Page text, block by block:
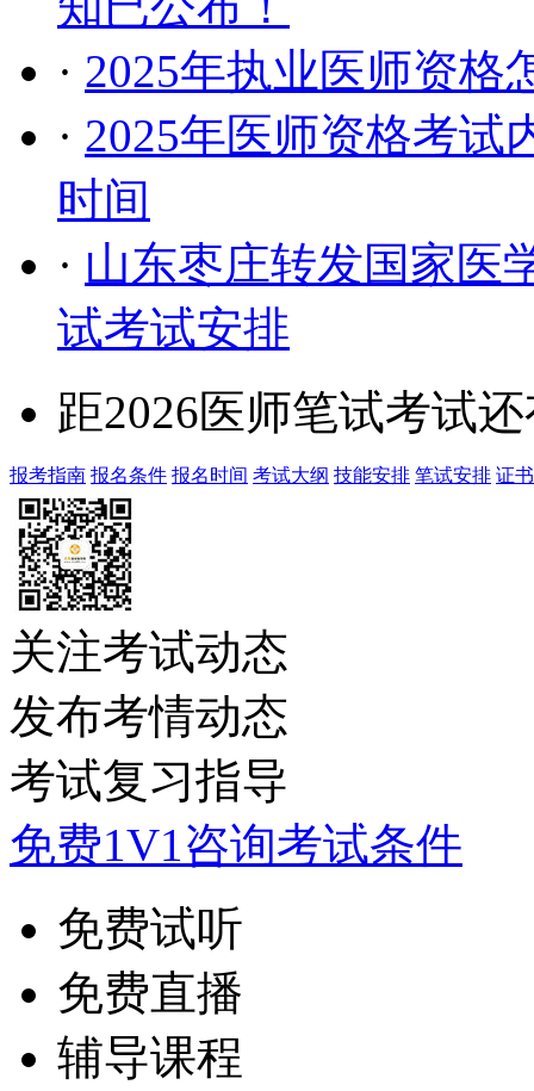
· 2025年执业医师资格
· 2025年医师资格考试
时间
· 山东枣庄转发国家医
试考试安排
距2026医师笔试考试
报考指南 报名条件 报名时间 考试大纲 技能安排 笔试安排 证
关注考试动态
发布考情动态
考试复习指导
免费1V1咨询考试条件
免费试听
免费直播
辅导课程